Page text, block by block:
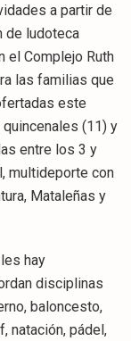
a partir de
de ludoteca
el Complejo Ruth
las familias que
este
(11) y
entre los 3 y
multideporte con
Mataleñas y
hay
disciplinas
baloncesto,
natación, pádel,